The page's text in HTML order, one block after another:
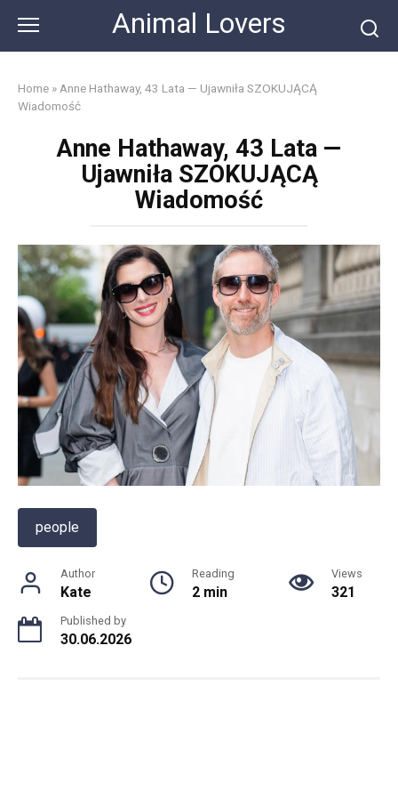
content
Animal Lovers
Home » Anne Hathaway, 43 Lata — Ujawniła SZOKUJĄCĄ
Wiadomość
Anne Hathaway, 43 Lata —
Ujawniła SZOKUJĄCĄ
Wiadomość
people
Author
Kate
Reading
2 min
Views
321
Published by
30.06.2026